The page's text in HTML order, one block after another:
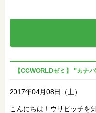
【CGWORLDゼミ】 "カナ
2017年04月08日（土）
こんにちは！ウサビッチを